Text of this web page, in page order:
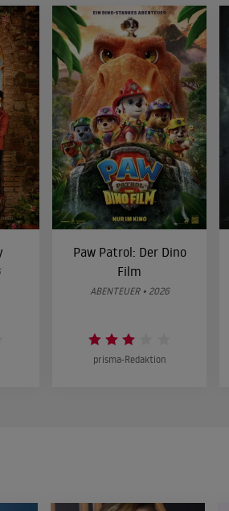
Paw Patrol: Der Dino
Film
ABENTEUER • 2026
prisma-Redaktion